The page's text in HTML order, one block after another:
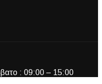
: 09:00 – 15:00